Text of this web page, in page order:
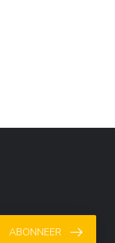
ABONNEER